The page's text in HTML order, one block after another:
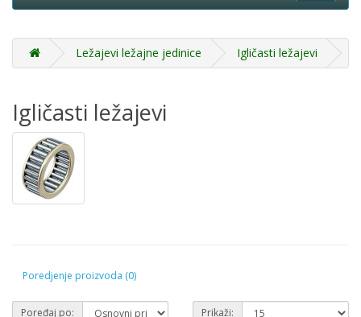
Ležajevi ležajne jedinice Igličasti ležajevi
Igličasti ležajevi
Poredjenje proizvoda (0)
Poređaj po: Prikaži: